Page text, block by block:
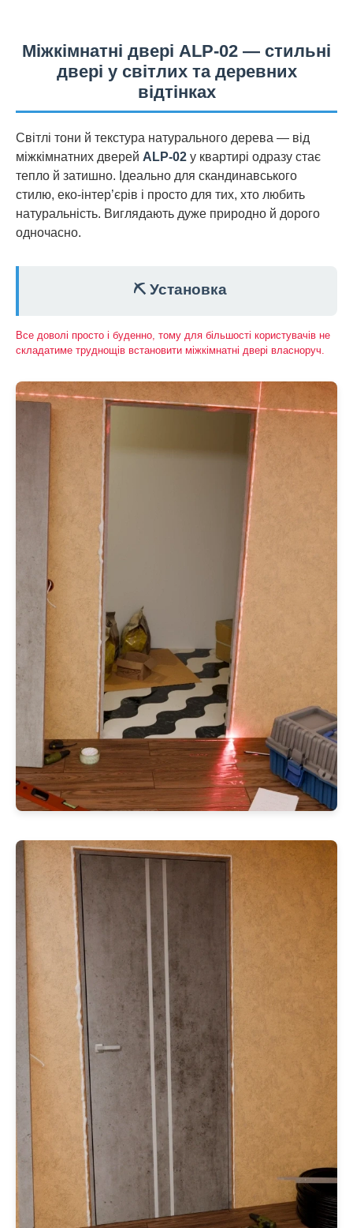
Міжкімнатні двері ALP-02 — стильні
двері у світлих та деревних
відтінках
Світлі тони й текстура натурального дерева — від
міжкімнатних дверей ALP-02 у квартирі одразу стає
тепло й затишно. Ідеально для скандинавського
стилю, еко-інтер’єрів і просто для тих, хто любить
натуральність. Виглядають дуже природно й дорого
одночасно.
⛏️ Установка
Все доволі просто і буденно, тому для більшості користувачів не
складатиме труднощів встановити міжкімнатні двері власноруч.